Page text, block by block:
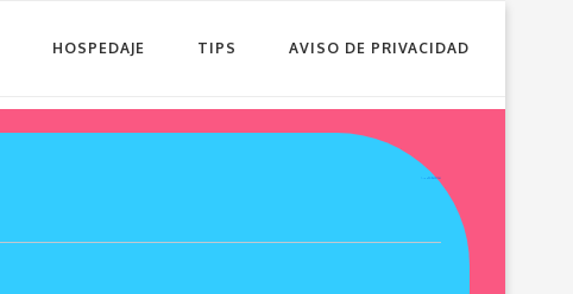
HOSPEDAJE TIPS AVISO DE PRIVACIDAD